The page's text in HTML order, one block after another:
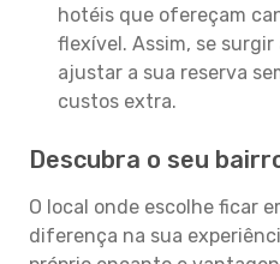
hotéis que ofereçam
flexível. Assim, se
ajustar a sua reserva
custos extra.
Descubra o seu
O local onde escolhe ficar
diferença na sua